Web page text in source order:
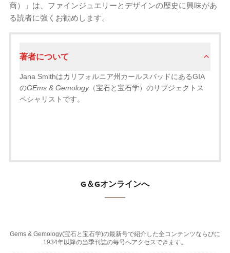
商）」は、ファインジュエリーとデザインの歴史に興味があ
る読者に強くお勧めします。
著者について
Jana Smithはカリフォルニア州カールスバッドにあるGIA
のGEms & Gemology（宝石と宝​​石学）のサブジェクトス
ペシャリストです。
G＆Gオンラインへ
Gems & Gemology(宝石と宝石学)の最新号で紹介した全コンテンツならびに
1934年以降の当季刊誌の毎号へアクセスできます。